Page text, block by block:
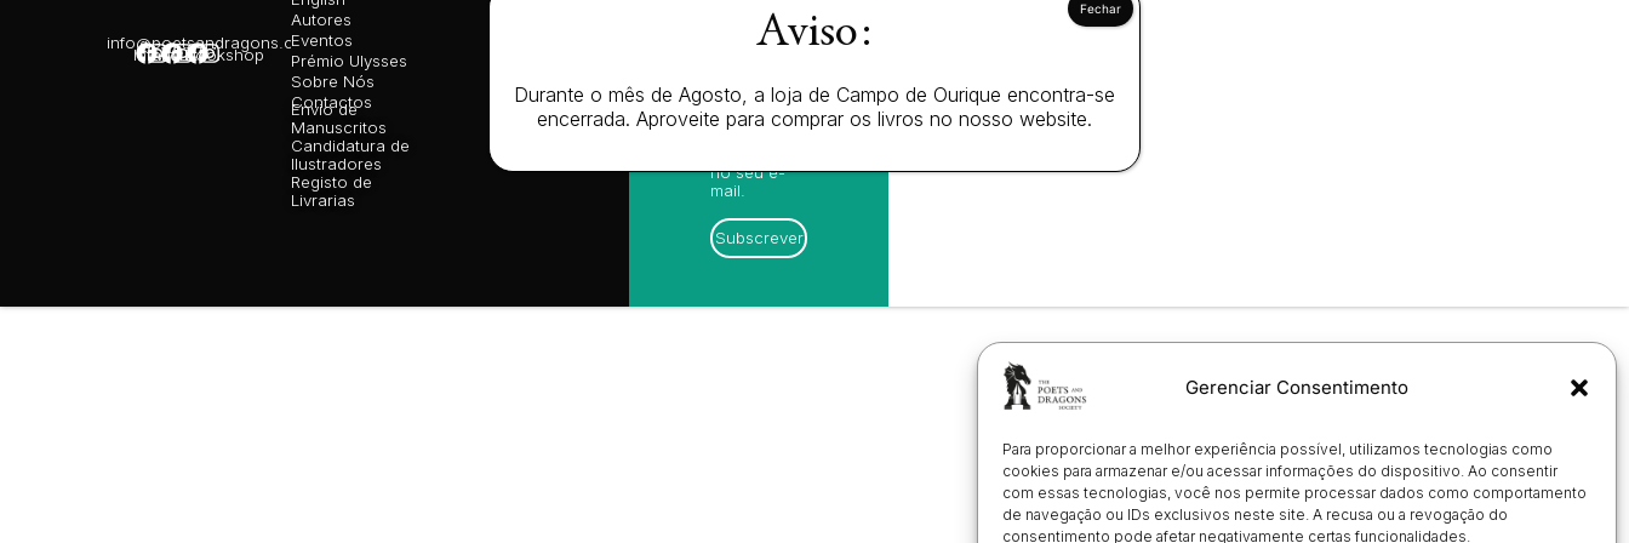
Gerenciar Consentimento
Para proporcionar a melhor experiência possível, utilizamos tecnologias como
cookies para armazenar e/ou acessar informações do dispositivo. Ao consentir
com essas tecnologias, você nos permite processar dados como comportamento
de navegação ou IDs exclusivos neste site. A recusa ou a revogação do
consentimento pode afetar negativamente certas funcionalidades.
info@poetsandragons.com
InfantilAdultoBookshop
Autores
Eventos
Prémio Ulysses
Sobre Nós
Contactos
Envio de
Manuscritos
Candidatura de
Ilustradores
Registo de
Livrarias
Eletrónico
sugestões
de leitura,
novidades
vantagens
exclusivas e
avisos
no seu e-
mail.
Subscrever
Aviso:
Durante o mês de Agosto, a loja de Campo de Ourique encontra-se
encerrada. Aproveite para comprar os livros no nosso website.